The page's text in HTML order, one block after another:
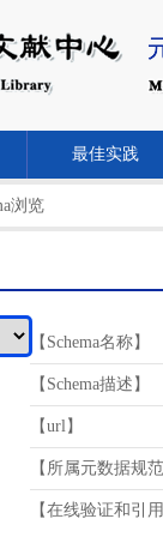
最佳实践
浏览
【Schema名称】
【Schema描述】
【url】
【所属元数据规
【在线验证和引